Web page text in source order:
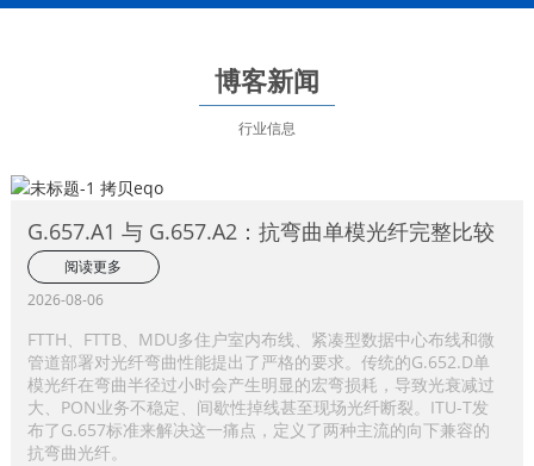
博客新闻
行业信息
G.657.A1 与 G.657.A2：抗弯曲单模光纤完整比较
阅读更多
2026-08-06
FTTH、FTTB、MDU多住户室内布线、紧凑型数据中心布线和微
管道部署对光纤弯曲性能提出了严格的要求。传统的G.652.D单
模光纤在弯曲半径过小时会产生明显的宏弯损耗，导致光衰减过
大、PON业务不稳定、间歇性掉线甚至现场光纤断裂。ITU-T发
布了G.657标准来解决这一痛点，定义了两种主流的向下兼容的
抗弯曲光纤。